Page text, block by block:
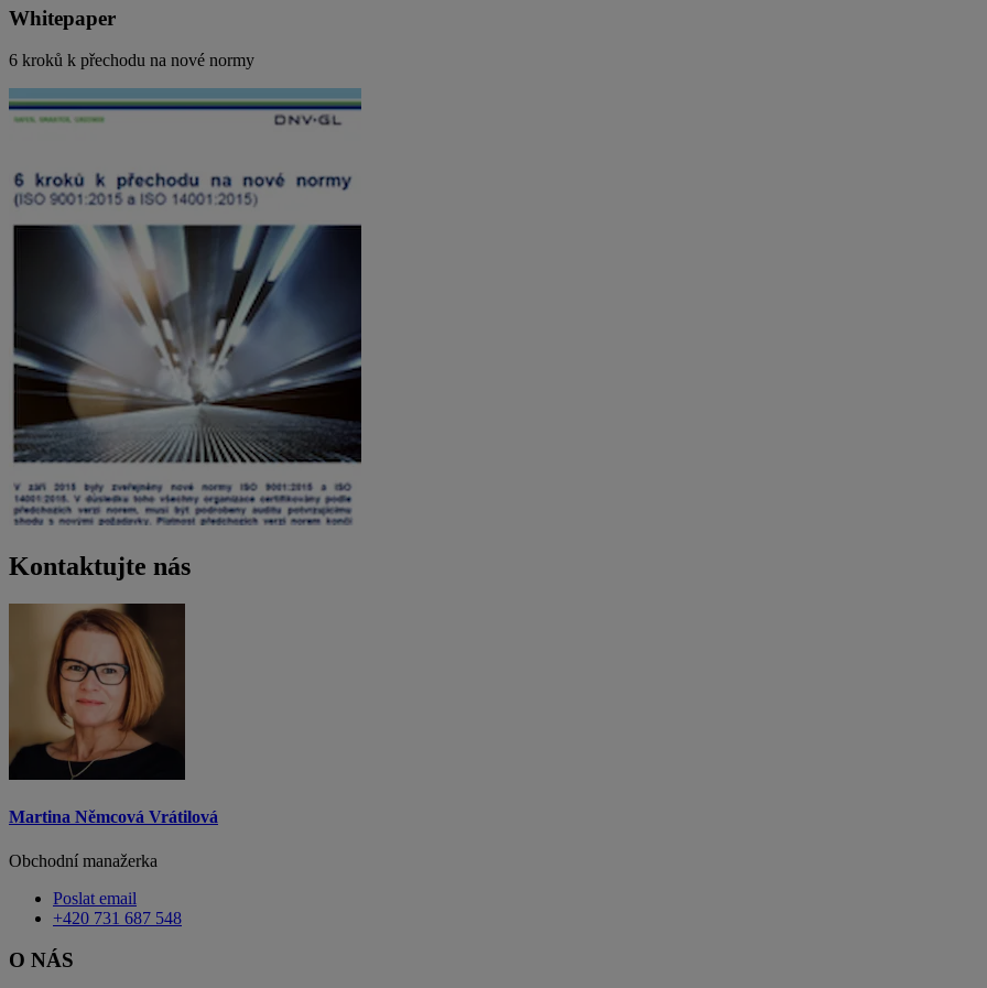
Whitepaper
6 kroků k přechodu na nové normy
Kontaktujte nás
Martina Němcová Vrátilová
Obchodní manažerka
Poslat email
+420 731 687 548
O NÁS